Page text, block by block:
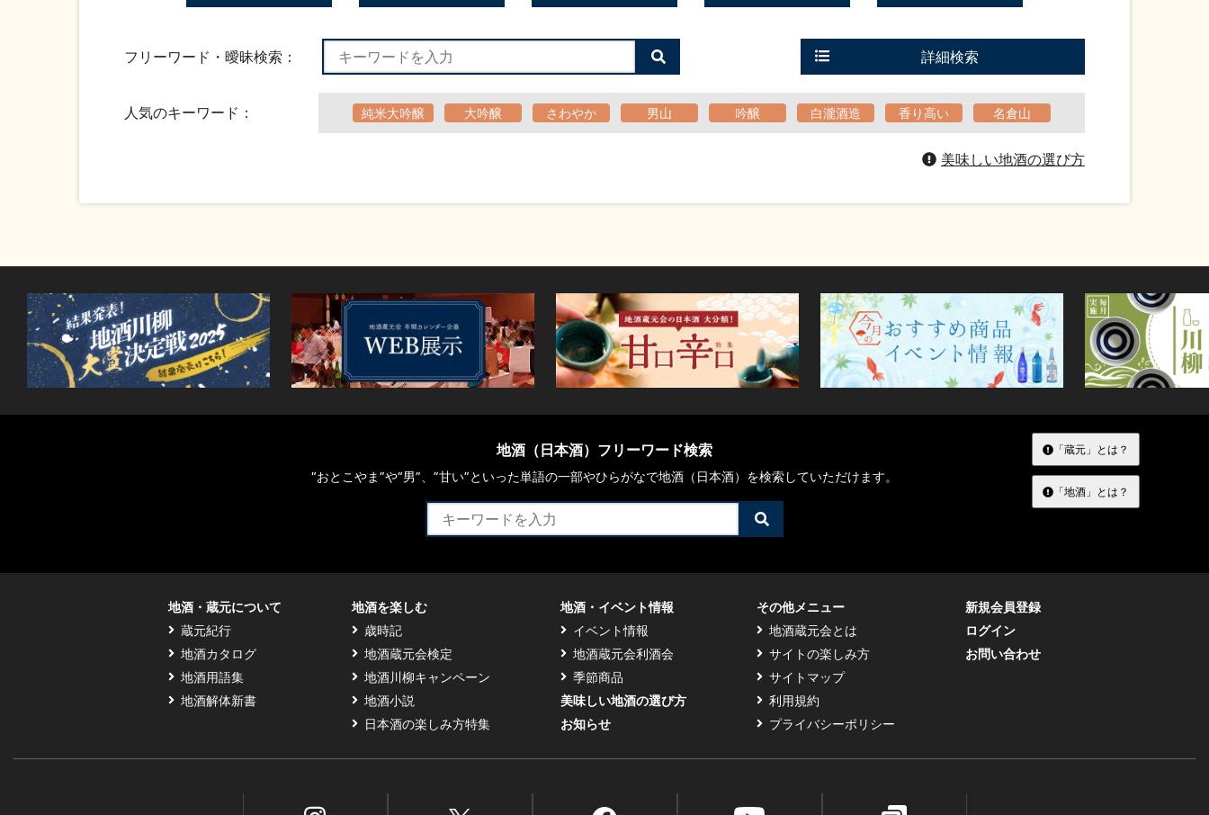
フリーワード・曖昧検索：
検
索
る
詳細検索
人気のキーワード： 純米大吟醸 大吟醸 さわやか 男山 吟醸 白瀧酒造 香り高い 名倉山
美味しい地酒の選び方
地酒（日本酒）フリーワード検索
“おとこやま”や“男”、”甘い”といった単語の一部やひらがなで地酒（日本酒）を検索していただけます。
検
索
「蔵元」とは？
「地酒」とは？
地酒・蔵元について
蔵元紀行
地酒カタログ
地酒用語集
地酒解体新書
地酒を楽しむ
歳時記
地酒蔵元会検定
地酒川柳キャンペーン
地酒小説
日本酒の楽しみ方特集
地酒・イベント情報
イベント情報
地酒蔵元会利酒会
季節商品
美味しい地酒の選び方
お知らせ
その他メニュー
地酒蔵元会とは
サイトの楽しみ方
サイトマップ
利用規約
プライバシーポリシー
新規会員登録
ログイン
お問い合わせ